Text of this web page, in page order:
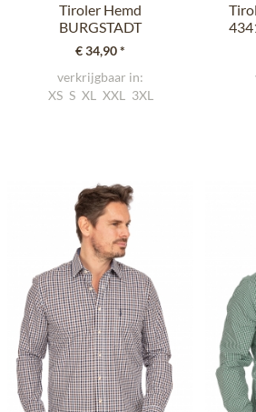
Tiroler Hemd
BURGSTADT
traditioneel groen...
€ 34,90 *
verkrijgbaar in:
XS S XL XXL 3XL